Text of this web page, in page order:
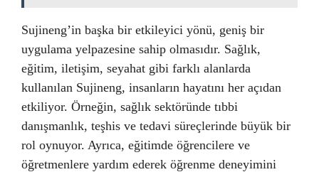
Sujineng’in başka bir etkileyici yönü, geniş bir
uygulama yelpazesine sahip olmasıdır. Sağlık,
eğitim, iletişim, seyahat gibi farklı alanlarda
kullanılan Sujineng, insanların hayatını her açıdan
etkiliyor. Örneğin, sağlık sektöründe tıbbi
danışmanlık, teşhis ve tedavi süreçlerinde büyük bir
rol oynuyor. Ayrıca, eğitimde öğrencilere ve
öğretmenlere yardım ederek öğrenme deneyimini